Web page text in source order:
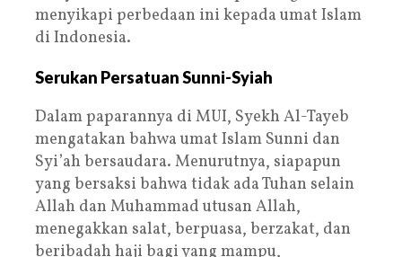
menyikapi perbedaan ini kepada umat Islam
di Indonesia.
Serukan Persatuan Sunni-Syiah
Dalam paparannya di MUI, Syekh Al-Tayeb
mengatakan bahwa umat Islam Sunni dan
Syi’ah bersaudara. Menurutnya, siapapun
yang bersaksi bahwa tidak ada Tuhan selain
Allah dan Muhammad utusan Allah,
menegakkan salat, berpuasa, berzakat, dan
beribadah haji bagi yang mampu,